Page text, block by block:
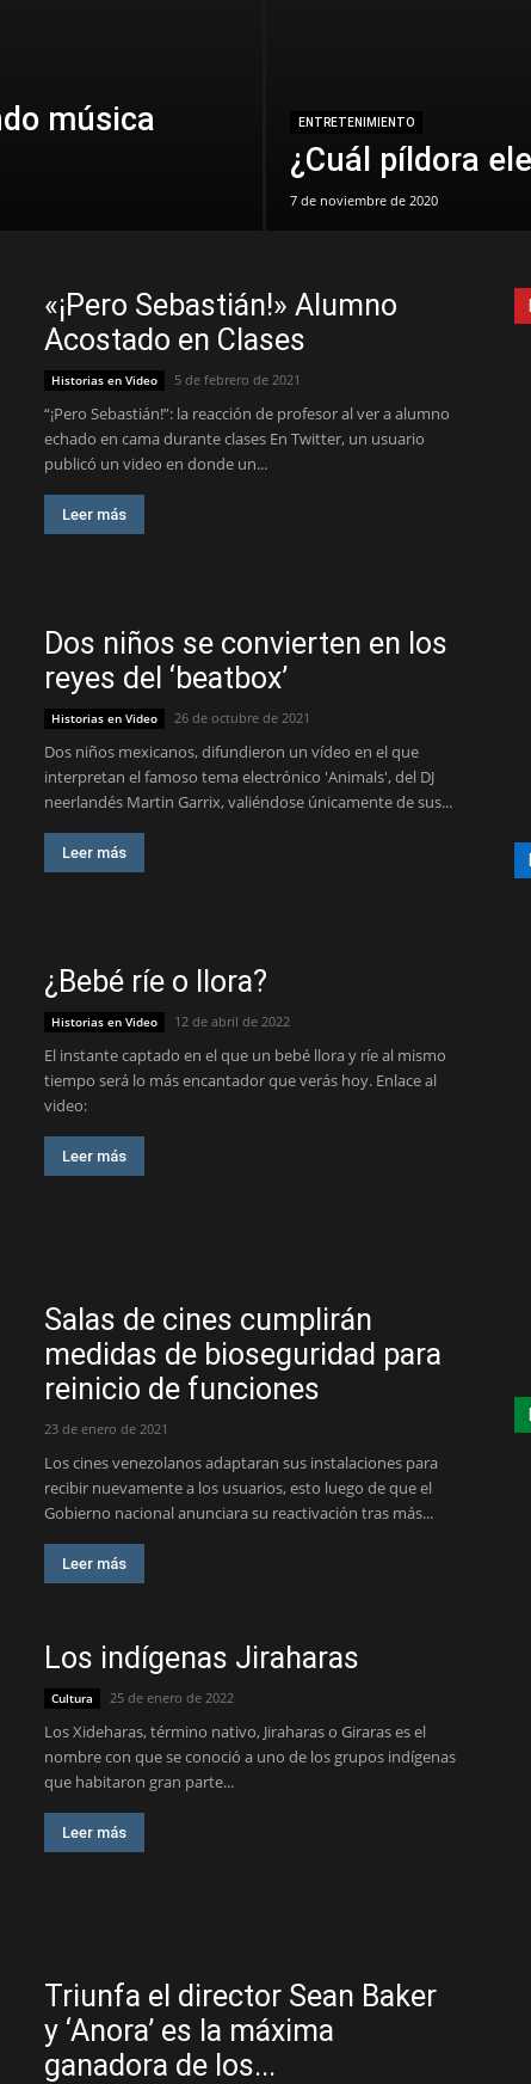
música
ENTRETENIMIENTO
¿Cuál píldora
7 de noviembre de 2020
«¡Pero Sebastián!» Alumno
Acostado en Clases
Historias en Video 5 de febrero de 2021
“¡Pero Sebastián!”: la reacción de profesor al ver a alumno
echado en cama durante clases En Twitter, un usuario
publicó un video en donde un...
Leer más
Dos niños se convierten en los
reyes del ‘beatbox’
Historias en Video 26 de octubre de 2021
Dos niños mexicanos, difundieron un vídeo en el que
interpretan el famoso tema electrónico 'Animals', del DJ
neerlandés Martin Garrix, valiéndose únicamente de sus...
Leer más
¿Bebé ríe o llora?
Historias en Video 12 de abril de 2022
El instante captado en el que un bebé llora y ríe al mismo
tiempo será lo más encantador que verás hoy. Enlace al
video:
Leer más
Salas de cines cumplirán
medidas de bioseguridad para
reinicio de funciones
23 de enero de 2021
Los cines venezolanos adaptaran sus instalaciones para
recibir nuevamente a los usuarios, esto luego de que el
Gobierno nacional anunciara su reactivación tras más...
Leer más
Los indígenas Jiraharas
Cultura 25 de enero de 2022
Los Xideharas, término nativo, Jiraharas o Giraras es el
nombre con que se conoció a uno de los grupos indígenas
que habitaron gran parte...
Leer más
Triunfa el director Sean Baker
y ‘Anora’ es la máxima
ganadora de los...